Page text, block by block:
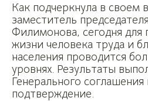
Как подчеркнула в своем
заместитель
Филимонова, сегодня для
жизни человека труда и
населения проводится
уровнях. Результаты
Генерального
подтверждение.